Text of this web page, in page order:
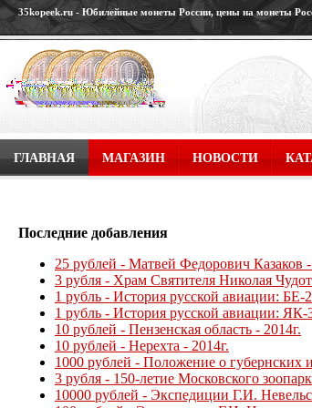
35kopeek.ru - Юбилейные монеты России, цены на монеты
ГЛАВНАЯ МАГАЗИН НОВОСТИ
Последние добавления
25 рублей - Матвей Федорович Казаков -
3 рубля - Храм Святителя Николая
1 рубль - История русской авиации: БЕ-
1 рубль - История русской авиации: ЯК-
10 рублей - Пензенская область - 2014г.
10 рублей - Нерехта - 2014г.
1000 рублей - Положение о губернских
3 рубля - 150-летие Московского
10000 рублей - Экспедиции Г.И.